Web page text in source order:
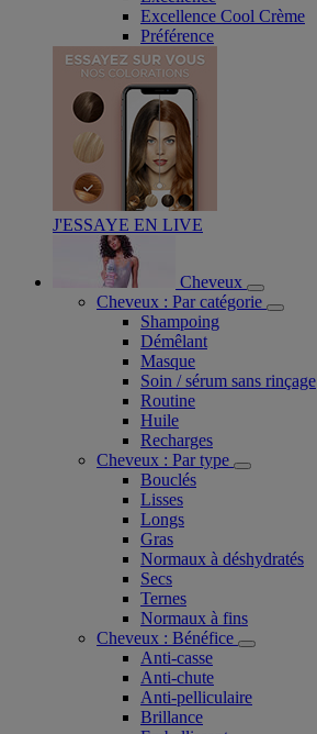
Excellence Cool Crème
Préférence
J'ESSAYE EN LIVE
Cheveux
Cheveux : Par catégorie
Shampoing
Démêlant
Masque
Soin / sérum sans rinçage
Routine
Huile
Recharges
Cheveux : Par type
Bouclés
Lisses
Longs
Gras
Normaux à déshydratés
Secs
Ternes
Normaux à fins
Cheveux : Bénéfice
Anti-casse
Anti-chute
Anti-pelliculaire​
Brillance